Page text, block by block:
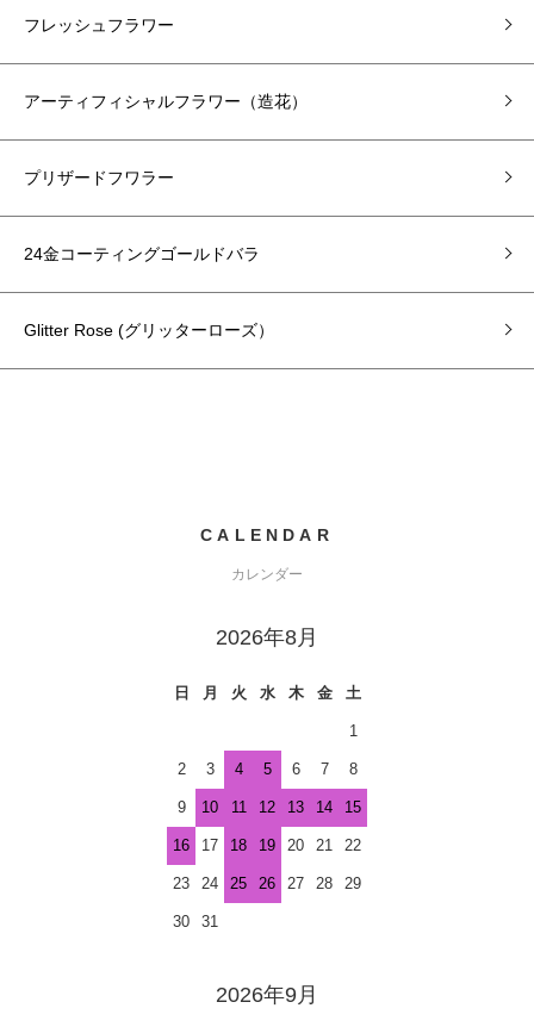
フレッシュフラワー
アーティフィシャルフラワー（造花）
プリザードフワラー
24金コーティングゴールドバラ
Glitter Rose (グリッターローズ）
CALENDAR
カレンダー
2026年8月
日 月 火 水 木 金 土
1
2 3 4 5 6 7 8
9 10 11 12 13 14 15
16 17 18 19 20 21 22
23 24 25 26 27 28 29
30 31
2026年9月